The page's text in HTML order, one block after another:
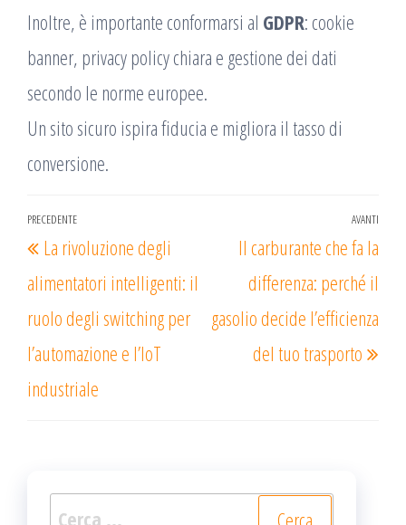
Inoltre, è importante conformarsi al GDPR: cookie
banner, privacy policy chiara e gestione dei dati
secondo le norme europee.
Un sito sicuro ispira fiducia e migliora il tasso di
conversione.
Navigazione
articoli
Articolo
precedente
PRECEDENTE
La rivoluzione degli
alimentatori intelligenti: il
ruolo degli switching per
l’automazione e l’IoT
industriale
AVANTI
Il carburante che fa la
differenza: perché il
gasolio decide l’efficienza
del tuo trasporto
Ricerca